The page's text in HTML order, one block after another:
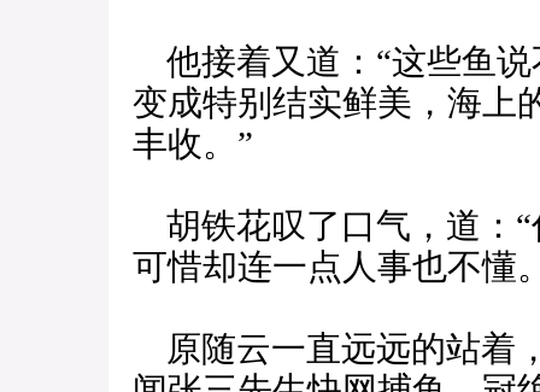
他接着又道：“这些鱼
变成特别结实鲜美，海上
丰收。”
胡铁花叹了口气，道：
可惜却连一点人事也不懂
原随云一直远远的站着